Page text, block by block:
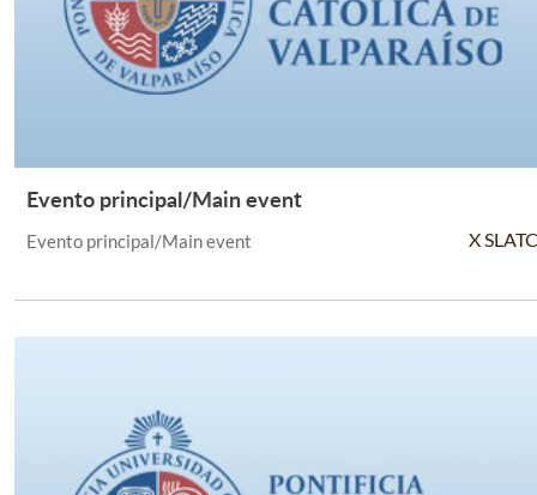
Evento principal/Main event
Evento principal/Main event X